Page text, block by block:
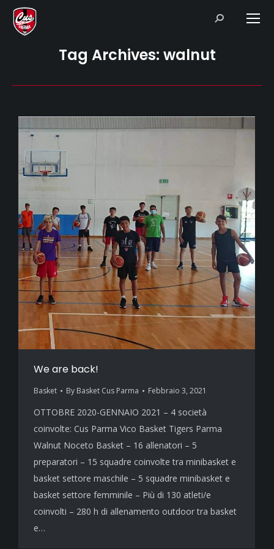
Search:
Tag Archives: walnut
We are back!
Basket By Basket Cus Parma Febbraio 3, 2021
OTTOBRE 2020-GENNAIO 2021 – 4 società
coinvolte: Cus Parma Vico Basket Tigers Parma
Walnut Noceto Basket – 16 allenatori – 5
preparatori – 15 squadre coinvolte tra minibasket e
basket settore maschile – 5 squadre minibasket e
basket settore femminile – Più di 130 atleti/e
coinvolti – 280 h di allenamento outdoor tra basket
e…